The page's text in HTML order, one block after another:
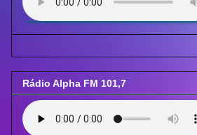
Rádio Alpha FM 101,7